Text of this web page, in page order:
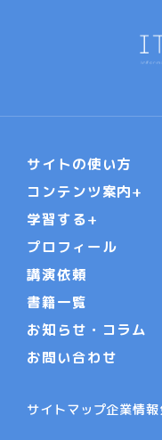
サイトの使い方
コンテンツ案内
学習する
プロフィール
講演依頼
書籍一覧
お知らせ・コラム
お問い合わせ
サイトマップ企業情報